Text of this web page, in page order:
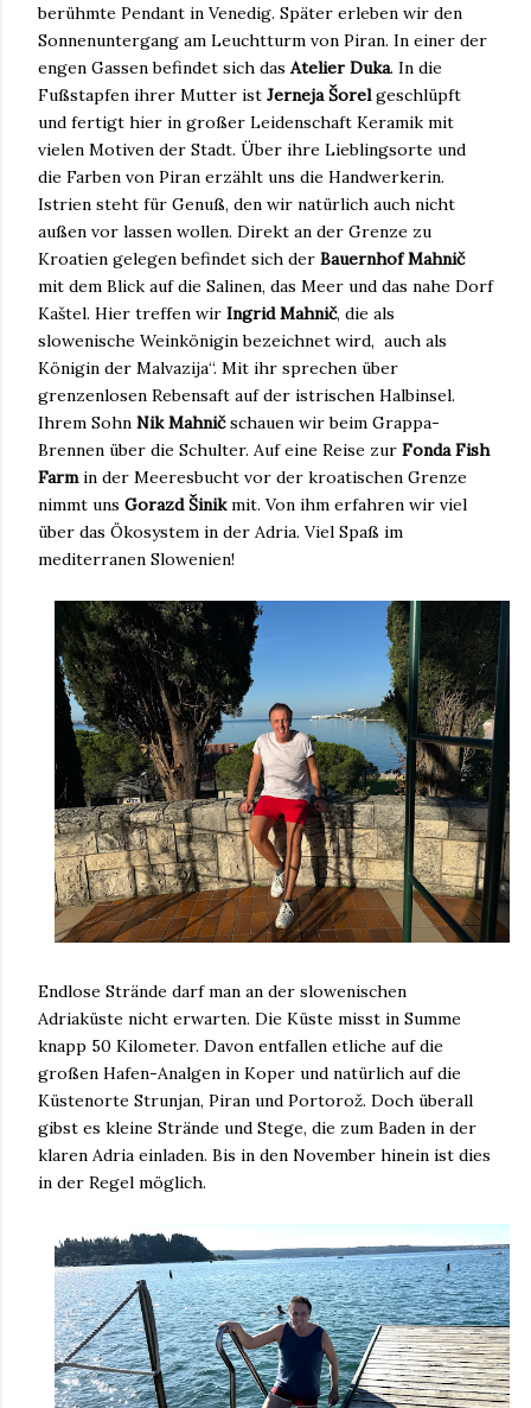
berühmte Pendant in Venedig. Später erleben wir den
Sonnenuntergang am Leuchtturm von Piran. In einer der
engen Gassen befindet sich das Atelier Duka. In die
Fußstapfen ihrer Mutter ist Jerneja Šorelgeschlüpft
und fertigt hier in großer Leidenschaft Keramik mit
vielen Motiven der Stadt. Über ihre Lieblingsorte und
die Farben von Piran erzählt uns die Handwerkerin.
Istrien steht für Genuß, den wir natürlich auch nicht
außen vor lassen wollen. Direkt an der Grenze zu
Kroatien gelegen befindet sich der Bauernhof Mahnič
mit dem Blick auf die Salinen, das Meer und das nahe Dorf
Kaštel. Hier treffen wir Ingrid Mahnič, die als
slowenische Weinkönigin bezeichnet wird, auch als
Königin der Malvazija“. Mit ihr sprechen über
grenzenlosen Rebensaft auf der istrischen Halbinsel.
Ihrem Sohn Nik Mahničschauen wir beim Grappa-
Brennen über die Schulter. Auf eine Reise zur Fonda Fish
Farmin der Meeresbucht vor der kroatischen Grenze
nimmt uns Gorazd Šinikmit. Von ihm erfahren wir viel
über das Ökosystem in der Adria. Viel Spaß im
mediterranen Slowenien!
Endlose Strände darf man an der slowenischen
Adriaküste nicht erwarten. Die Küste misst in Summe
knapp 50 Kilometer. Davon entfallen etliche auf die
großen Hafen-Analgen in Koper und natürlich auf die
Küstenorte Strunjan, Piran und Portorož. Doch überall
gibst es kleine Strände und Stege, die zum Baden in der
klaren Adria einladen. Bis in den November hinein ist dies
in der Regel möglich.